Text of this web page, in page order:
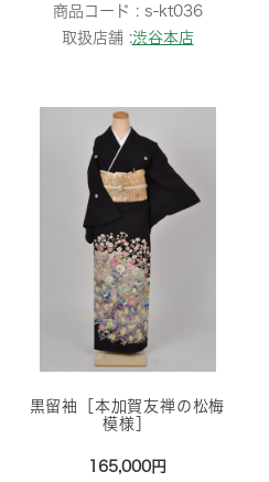
商品コード : s-kt036
取扱店舗 :渋谷本店
黒留袖［本加賀友禅の松梅
模様］
165,000円